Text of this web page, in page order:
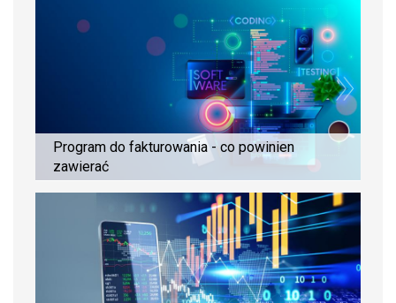
Program do fakturowania - co powinien
zawierać